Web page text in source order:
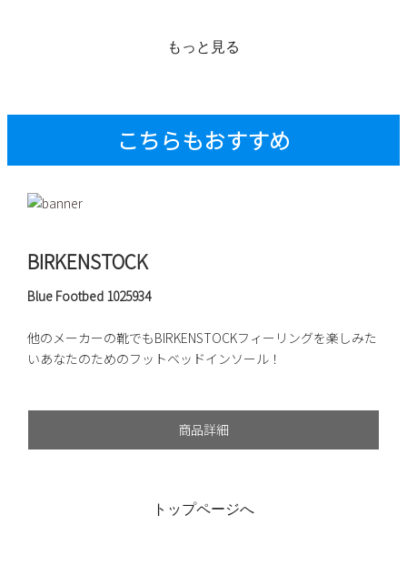
30
会社概要
プライバシーポリシー
特定商取引法に基づく表示
お問い合わせ
もっと見る
こちらもおすすめ
BIRKENSTOCK
Blue Footbed 1025934
他のメーカーの靴でもBIRKENSTOCKフィーリングを楽しみた
いあなたのためのフットベッドインソール！
商品詳細
トップページへ